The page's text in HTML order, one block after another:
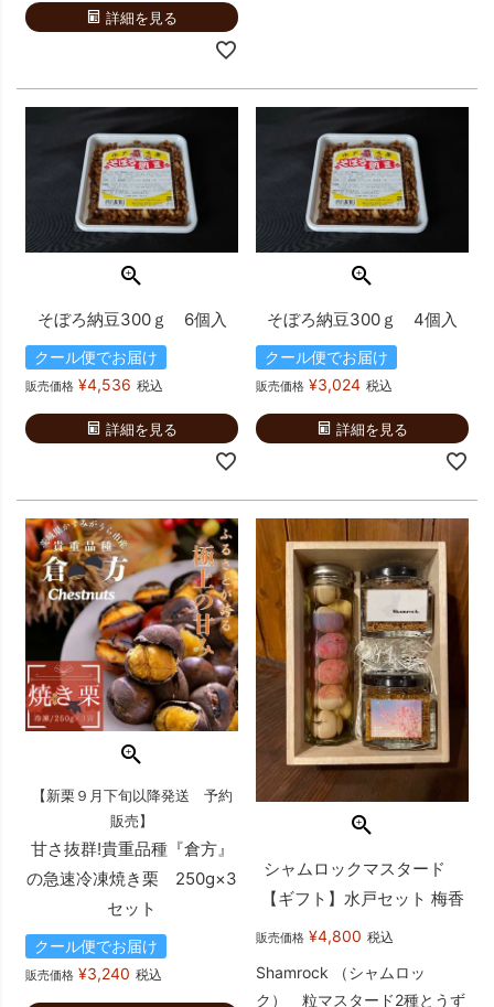
詳細を見る
そぼろ納豆300ｇ 6個入
クール便でお届け
販売価格 ¥4,536 税込
詳細を見る
そぼろ納豆300ｇ 4個入
クール便でお届け
販売価格 ¥3,024 税込
詳細を見る
【新栗９月下旬以降発送 予約
販売】
甘さ抜群!貴重品種『倉方』
の急速冷凍焼き栗 250g×3
セット
クール便でお届け
販売価格 ¥3,240 税込
シャムロックマスタード
【ギフト】水戸セット 梅香
販売価格 ¥4,800 税込
Shamrock （シャムロッ
ク） 粒マスタード2種とうず